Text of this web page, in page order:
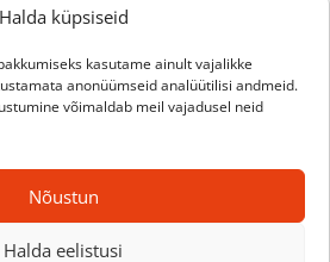
Halda küpsiseid
kasutame ainult vajalikke
anonüümseid analüütilisi andmeid.
võimaldab meil vajadusel neid
Nõustun
Halda eelistusi
Hille Tänavsuu
90012656